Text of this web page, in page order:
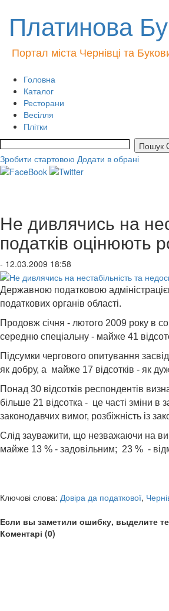
Платинова
Портал міста Чернівці та
Головна
Каталог
Ресторани
Весілля
Плітки
Зробити стартовою Додати в обрані
Не дивлячись на
податків оцінюють
- 12.03.2009 18:58
Державною податковою
податкових органів області.
Продовж січня - лютого 2009 року в
середню спеціальну - майже 41
Підсумки чергового опитування
як добру, а майже 17 відсотків - як
Понад 30 відсотків респондентів
більше 21 відсотка - це часті зміни в
законодавчих вимог, розбіжність із
Слід зауважити, що незважаючи на
майже 13 % - задовільним; 23 % -
Ключові слова: Довіра да податкової,
Если вы заметили ошибку, выделите
Коментарі (0)